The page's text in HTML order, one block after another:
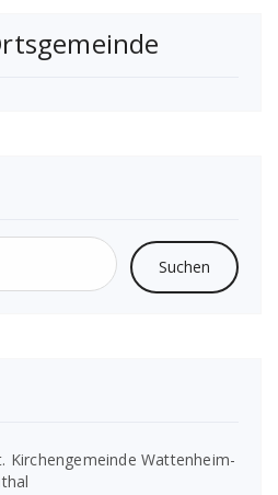
Kirchengemeinde Wattenheim-